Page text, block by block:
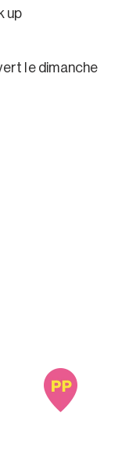
up
le dimanche